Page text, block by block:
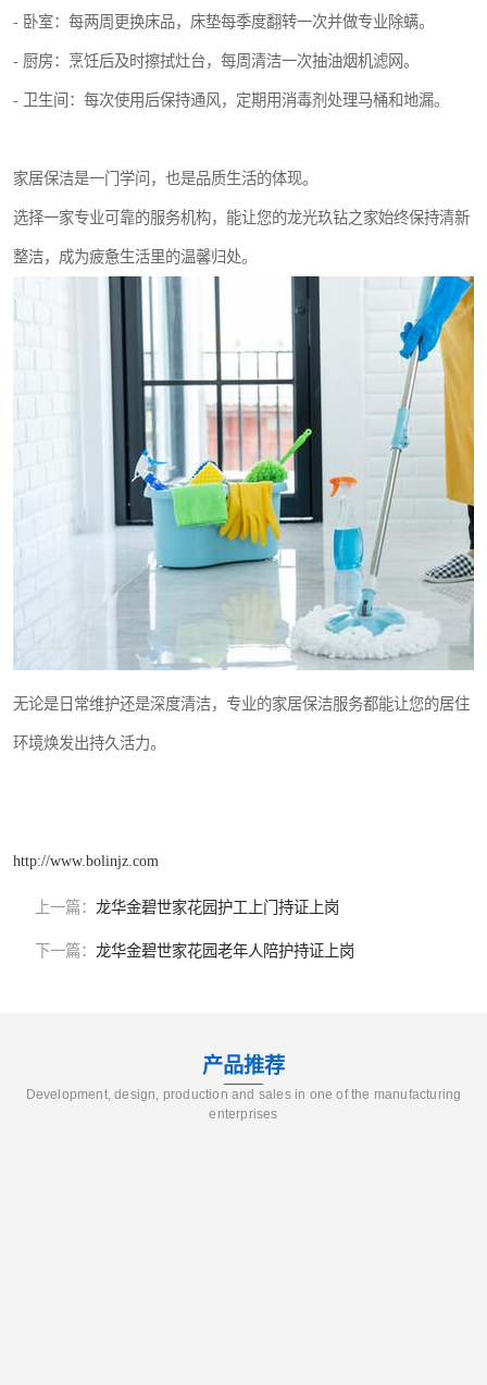
- 卧室：每两周更换床品，床垫每季度翻转一次并做专业除螨。
- 厨房：烹饪后及时擦拭灶台，每周清洁一次抽油烟机滤网。
- 卫生间：每次使用后保持通风，定期用消毒剂处理马桶和地漏。
家居保洁是一门学问，也是品质生活的体现。
选择一家专业可靠的服务机构，能让您的龙光玖钻之家始终保持清新
整洁，成为疲惫生活里的温馨归处。
无论是日常维护还是深度清洁，专业的家居保洁服务都能让您的居住
环境焕发出持久活力。
http://www.bolinjz.com
上一篇： 龙华金碧世家花园护工上门持证上岗
下一篇： 龙华金碧世家花园老年人陪护持证上岗
产品推荐
Development, design, production and sales in one of the manufacturing
enterprises